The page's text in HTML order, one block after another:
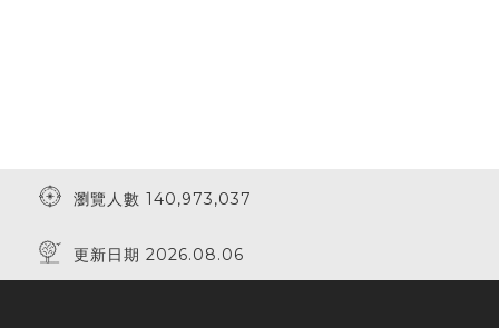
瀏覽人數 140,973,037
更新日期 2026.08.06